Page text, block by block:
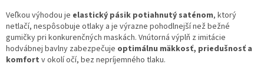
Veľkou výhodou je elastický pásik potiahnutý saténom, ktorý
netlačí, nespôsobuje otlaky a je výrazne pohodlnejší než bežné
gumičky pri konkurenčných maskách. Vnútorná výplň z imitácie
hodvábnej bavlny zabezpečuje optimálnu mäkkosť, priedušnosť a
komfort v okolí očí, bez nepríjemného tlaku.